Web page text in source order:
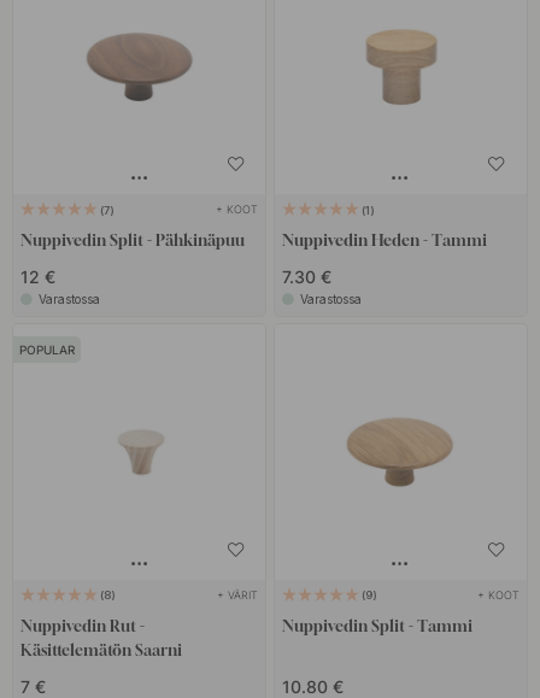
7 + KOOT
Nuppivedin Split - Pähkinäpuu
12 €
Varastossa
1
Nuppivedin Heden - Tammi
7.30 €
Varastossa
POPULAR
8 + VÄRIT
Nuppivedin Rut -
Käsittelemätön Saarni
7 €
9 + KOOT
Nuppivedin Split - Tammi
10.80 €